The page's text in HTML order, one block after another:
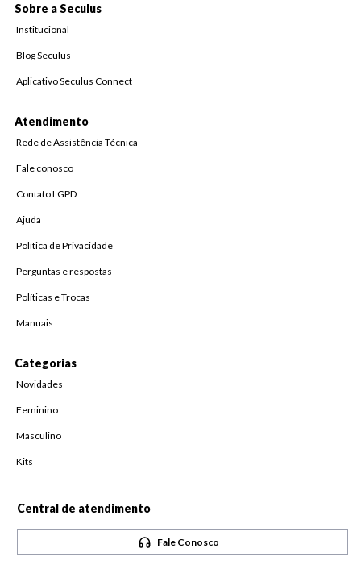
Sobre a Seculus
Institucional
Blog Seculus
Aplicativo Seculus Connect
Atendimento
Rede de Assistência Técnica
Fale conosco
Contato LGPD
Ajuda
Política de Privacidade
Perguntas e respostas
Políticas e Trocas
Manuais
Categorias
Novidades
Feminino
Masculino
Kits
Central de atendimento
Fale Conosco